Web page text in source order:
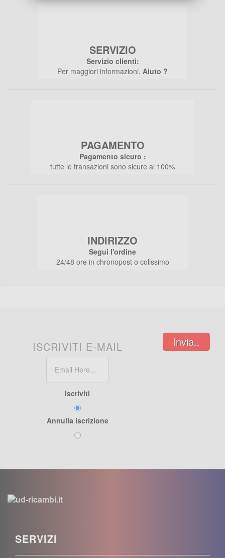
SERVIZIO
Servizio clienti:
Per maggiori informazioni, Aiuto ?
PAGAMENTO
Pagamento sicuro :
tutte le transazioni sono sicure al 100%
INDIRIZZO
Segui l'ordine
24/48 ore in chronopost o colissimo
ISCRIVITI E-MAIL
Iscriviti
Annulla iscrizione
Invia..
SERVIZI